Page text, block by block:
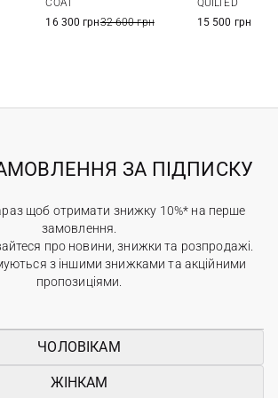
16 300 грн32 600 грн
QUILTED
15 500 грн
ЗА ПІДПИСКУ
щоб отримати знижку 10%* на перше
замовлення.
про новини, знижки та розпродажі.
з іншими знижками та акційними
пропозиціями.
ЧОЛОВІКАМ
ЖІНКАМ